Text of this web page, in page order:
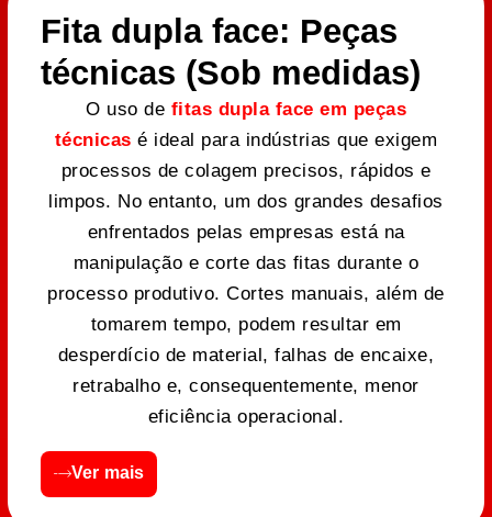
Fita dupla face: Peças
técnicas (Sob medidas)
O uso de fitas dupla face em peças
técnicas é ideal para indústrias que exigem
processos de colagem precisos, rápidos e
limpos. No entanto, um dos grandes desafios
enfrentados pelas empresas está na
manipulação e corte das fitas durante o
processo produtivo. Cortes manuais, além de
tomarem tempo, podem resultar em
desperdício de material, falhas de encaixe,
retrabalho e, consequentemente, menor
eficiência operacional.
Ver mais